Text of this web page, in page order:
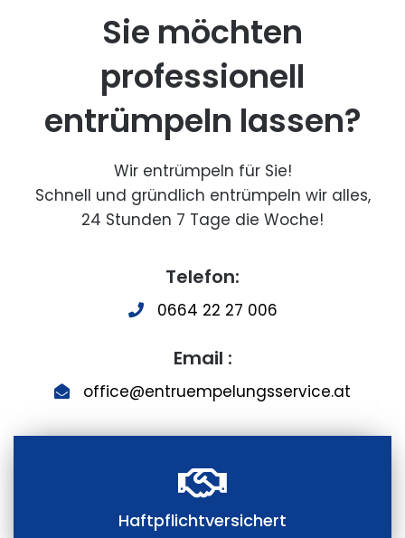
Sie möchten
professionell
entrümpeln lassen?
Wir entrümpeln für Sie!
Schnell und gründlich entrümpeln wir alles,
24 Stunden 7 Tage die Woche!
Telefon:
0664 22 27 006
Email :
office@entruempelungsservice.at
Haftpflichtversichert